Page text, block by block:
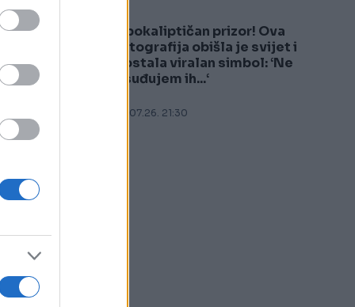
Apokaliptičan prizor! Ova
fotografija obišla je svijet i
postala viralan simbol: ‘Ne
osuđujem ih...‘
27.07.26. 21:30